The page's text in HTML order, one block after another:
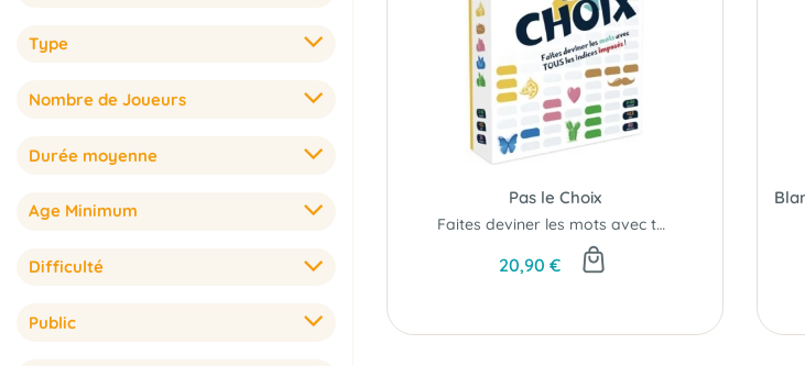
Type
Nombre de Joueurs
Durée moyenne
Age Minimum
Difficulté
Public
Pas le Choix
Faites deviner les mots avec tous les indices imposés...
20,90 €